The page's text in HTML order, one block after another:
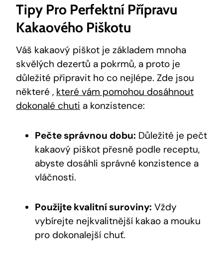
Tipy Pro Perfektní Přípravu
Kakaového Piškotu
Váš kakaový piškot je základem mnoha
skvělých dezertů a pokrmů, a proto je
důležité připravit ho co nejlépe. Zde jsou
některé , které vám pomohou dosáhnout
dokonalé chuti a konzistence:
Pečte správnou dobu: Důležité je pečt
kakaový piškot přesně podle receptu,
abyste dosáhli správné konzistence a
vláčnosti.
Použijte kvalitní suroviny: Vždy
vybírejte nejkvalitnější kakao a mouku
pro dokonalejší chuť.